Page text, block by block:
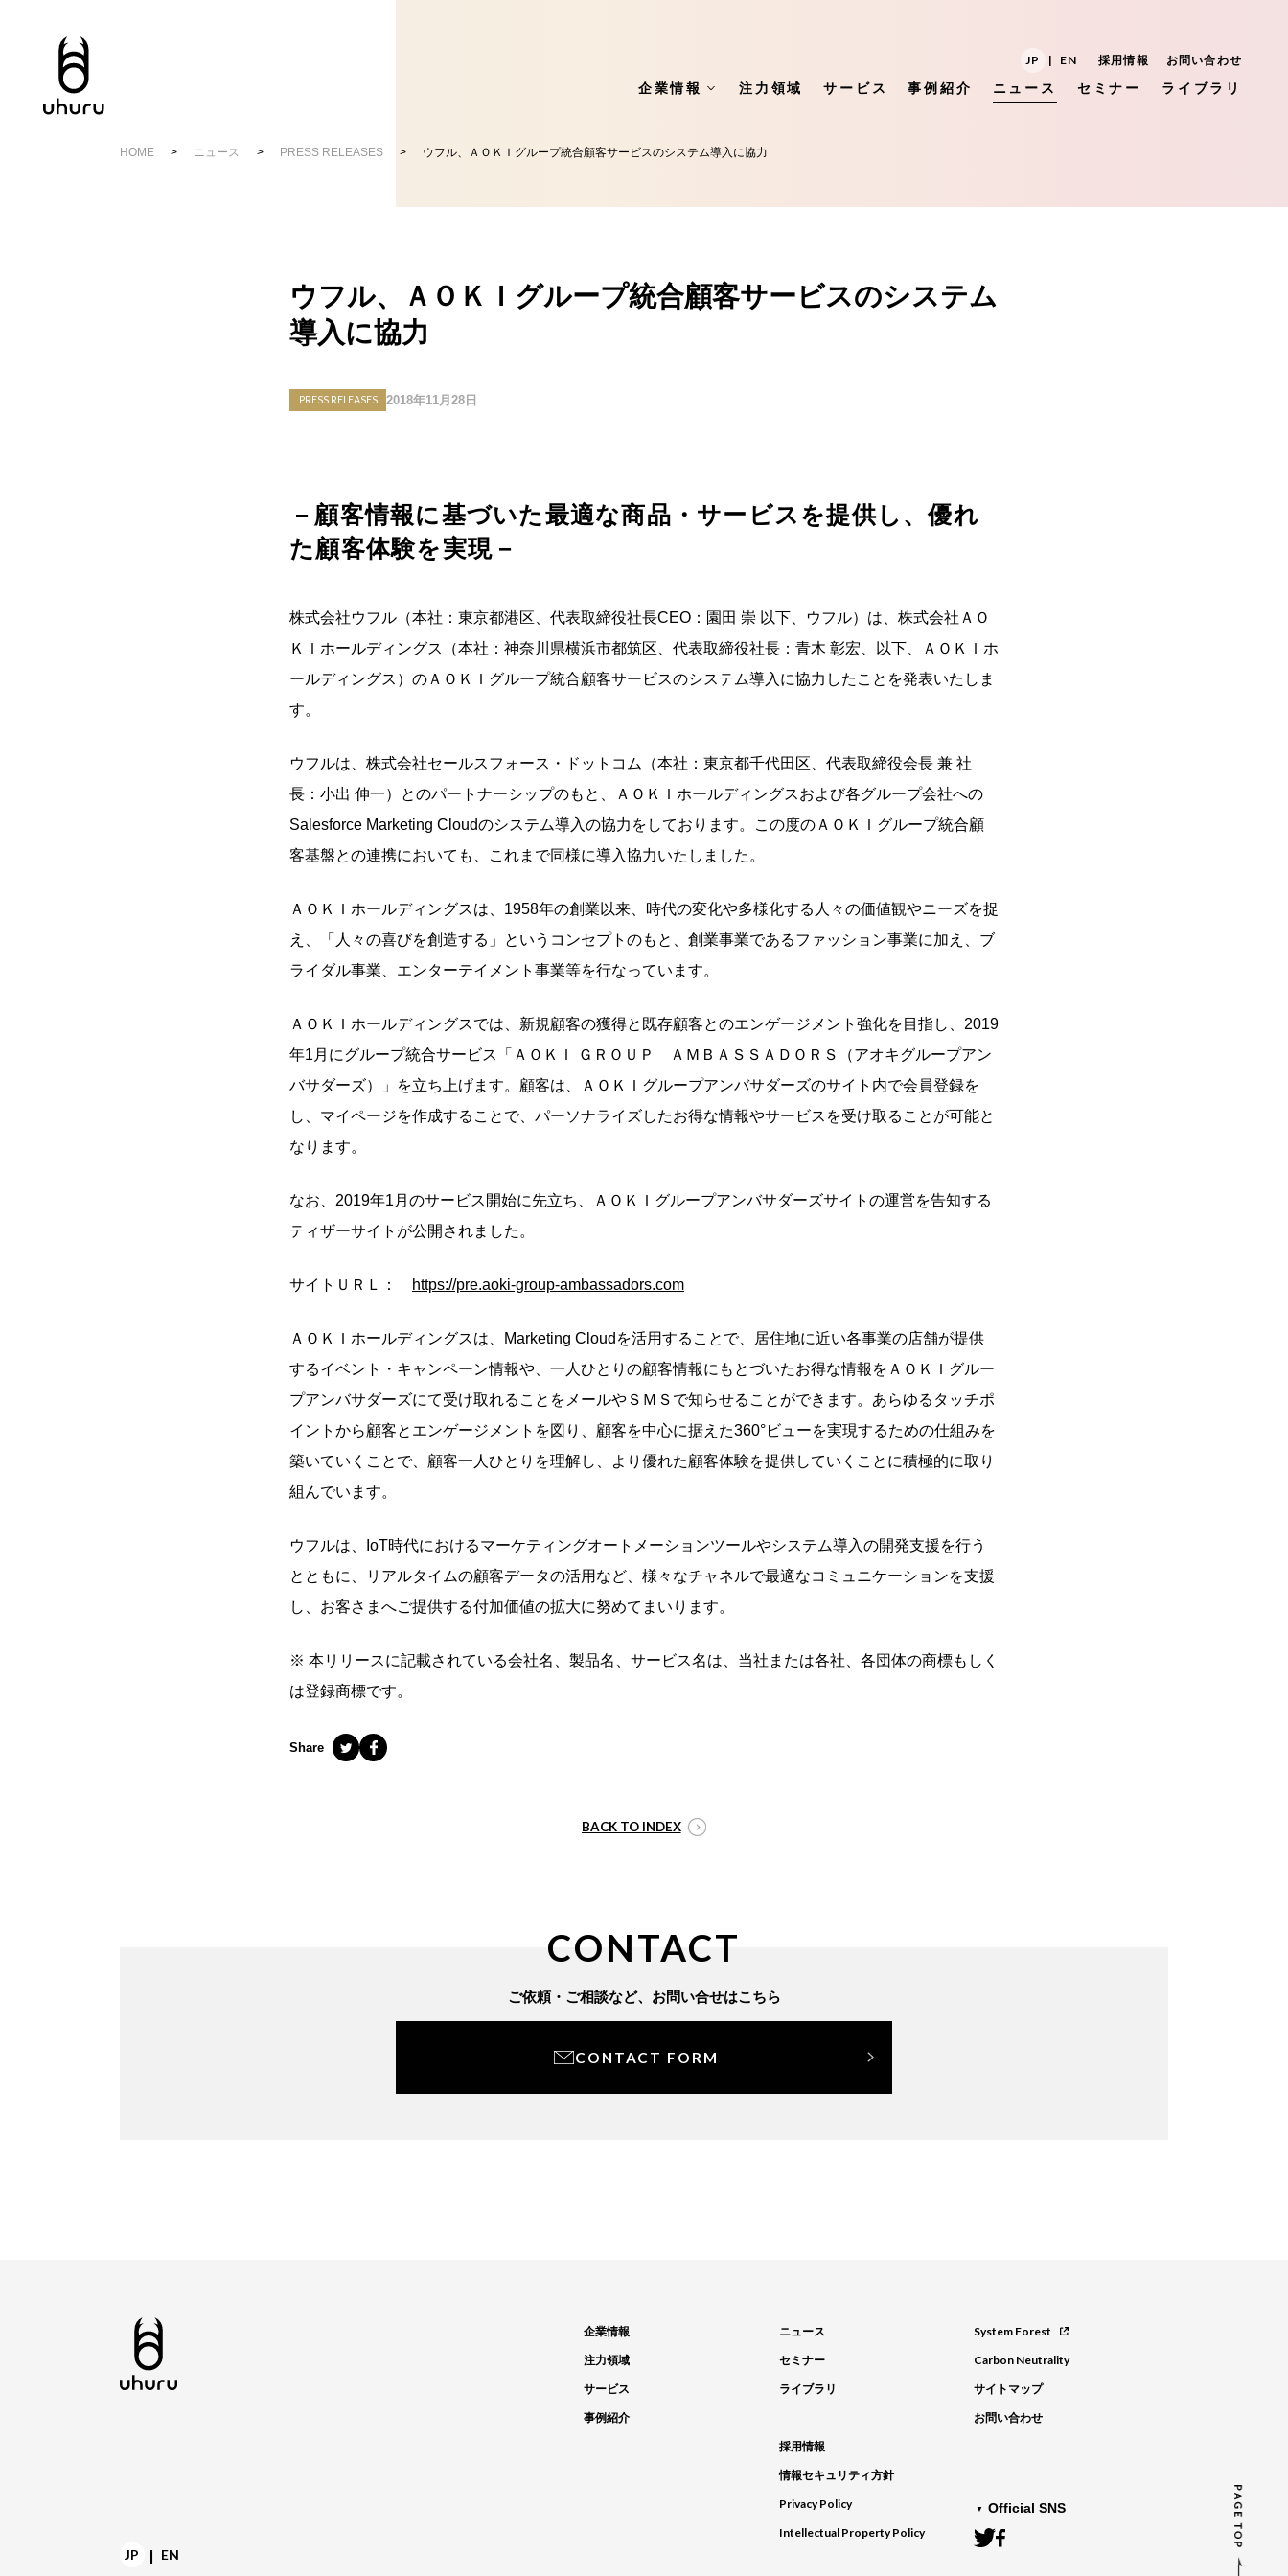
JP | EN 採用情報 お問い合わせ
企業情報 注力領域 サービス 事例紹介 ニュース セミナー ライブラリ
HOME ニュース PRESS RELEASES ウフル、ＡＯＫＩグループ統合顧客サービスのシステム導入に協力
ウフル、ＡＯＫＩグループ統合顧客サービスのシステム
導入に協力
PRESS RELEASES 2018年11月28日
－顧客情報に基づいた最適な商品・サービスを提供し、優れ
た顧客体験を実現－
株式会社ウフル（本社：東京都港区、代表取締役社長CEO：園田 崇 以下、ウフル）は、株式会社ＡＯ
ＫＩホールディングス（本社：神奈川県横浜市都筑区、代表取締役社長：青木 彰宏、以下、ＡＯＫＩホ
ールディングス）のＡＯＫＩグループ統合顧客サービスのシステム導入に協力したことを発表いたしま
す。
ウフルは、株式会社セールスフォース・ドットコム（本社：東京都千代田区、代表取締役会長 兼 社
長：小出 伸一）とのパートナーシップのもと、ＡＯＫＩホールディングスおよび各グループ会社への
Salesforce Marketing Cloudのシステム導入の協力をしております。この度のＡＯＫＩグループ統合顧
客基盤との連携においても、これまで同様に導入協力いたしました。
ＡＯＫＩホールディングスは、1958年の創業以来、時代の変化や多様化する人々の価値観やニーズを捉
え、「人々の喜びを創造する」というコンセプトのもと、創業事業であるファッション事業に加え、ブ
ライダル事業、エンターテイメント事業等を行なっています。
ＡＯＫＩホールディングスでは、新規顧客の獲得と既存顧客とのエンゲージメント強化を目指し、2019
年1月にグループ統合サービス「ＡＯＫＩ ＧＲＯＵＰ ＡＭＢＡＳＳＡＤＯＲＳ（アオキグループアン
バサダーズ）」を立ち上げます。顧客は、ＡＯＫＩグループアンバサダーズのサイト内で会員登録を
し、マイページを作成することで、パーソナライズしたお得な情報やサービスを受け取ることが可能と
なります。
なお、2019年1月のサービス開始に先立ち、ＡＯＫＩグループアンバサダーズサイトの運営を告知する
ティザーサイトが公開されました。
サイトＵＲＬ： https://pre.aoki-group-ambassadors.com
ＡＯＫＩホールディングスは、Marketing Cloudを活用することで、居住地に近い各事業の店舗が提供
するイベント・キャンペーン情報や、一人ひとりの顧客情報にもとづいたお得な情報をＡＯＫＩグルー
プアンバサダーズにて受け取れることをメールやＳＭＳで知らせることができます。あらゆるタッチポ
イントから顧客とエンゲージメントを図り、顧客を中心に据えた360°ビューを実現するための仕組みを
築いていくことで、顧客一人ひとりを理解し、より優れた顧客体験を提供していくことに積極的に取り
組んでいます。
ウフルは、IoT時代におけるマーケティングオートメーションツールやシステム導入の開発支援を行う
とともに、リアルタイムの顧客データの活用など、様々なチャネルで最適なコミュニケーションを支援
し、お客さまへご提供する付加価値の拡大に努めてまいります。
※ 本リリースに記載されている会社名、製品名、サービス名は、当社または各社、各団体の商標もしく
は登録商標です。
Share
BACK TO INDEX
CONTACT
ご依頼・ご相談など、 お問い合せはこちら
CONTACT FORM
企業情報
注力領域
サービス
事例紹介
ニュース
セミナー
ライブラリ
採用情報
情報セキュリティ方針
Privacy Policy
Intellectual Property Policy
System Forest
Carbon Neutrality
サイトマップ
お問い合わせ
Official SNS
JP | EN